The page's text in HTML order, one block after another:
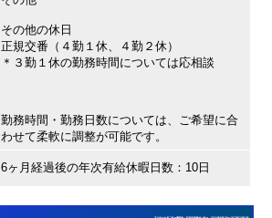
その他の休日
正規交番（４勤１休、４勤２休）
＊３勤１休の勤務時間については応相談
勤務時間・勤務日数については、ご希望に合
わせて柔軟に調整が可能です。
6ヶ月経過後の年次有給休暇日数：10日